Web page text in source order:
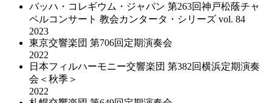
バッハ・コレギウム・ジャパン 第263回神戸松蔭チャ
ペルコンサート 教会カンタータ・シリーズ vol. 84
2023
東京交響楽団 第706回定期演奏会
2022
日本フィルハーモニー交響楽団 第382回横浜定期演奏
会＜秋季＞
2022